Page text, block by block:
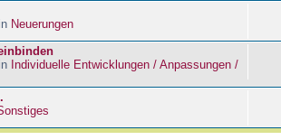
Neuerungen
Individuelle Entwicklungen / Anpassungen /